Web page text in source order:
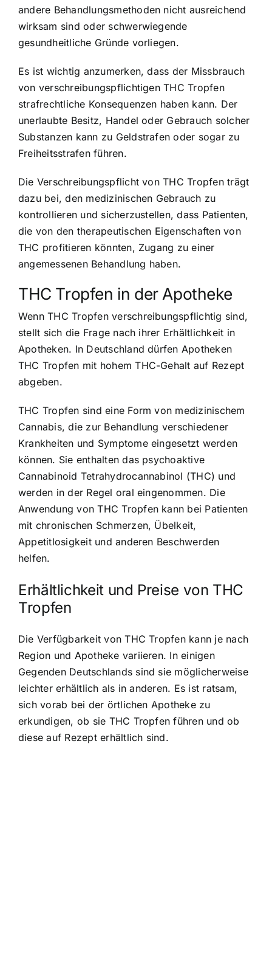
andere Behandlungsmethoden nicht ausreichend
wirksam sind oder schwerwiegende
gesundheitliche Gründe vorliegen.
Es ist wichtig anzumerken, dass der Missbrauch
von verschreibungspflichtigen THC Tropfen
strafrechtliche Konsequenzen haben kann. Der
unerlaubte Besitz, Handel oder Gebrauch solcher
Substanzen kann zu Geldstrafen oder sogar zu
Freiheitsstrafen führen.
Die Verschreibungspflicht von THC Tropfen trägt
dazu bei, den medizinischen Gebrauch zu
kontrollieren und sicherzustellen, dass Patienten,
die von den therapeutischen Eigenschaften von
THC profitieren könnten, Zugang zu einer
angemessenen Behandlung haben.
THC Tropfen in der Apotheke
Wenn THC Tropfen verschreibungspflichtig sind,
stellt sich die Frage nach ihrer Erhältlichkeit in
Apotheken. In Deutschland dürfen Apotheken
THC Tropfen mit hohem THC-Gehalt auf Rezept
abgeben.
THC Tropfen sind eine Form von medizinischem
Cannabis, die zur Behandlung verschiedener
Krankheiten und Symptome eingesetzt werden
können. Sie enthalten das psychoaktive
Cannabinoid Tetrahydrocannabinol (THC) und
werden in der Regel oral eingenommen. Die
Anwendung von THC Tropfen kann bei Patienten
mit chronischen Schmerzen, Übelkeit,
Appetitlosigkeit und anderen Beschwerden
helfen.
Erhältlichkeit und Preise von THC
Tropfen
Die Verfügbarkeit von THC Tropfen kann je nach
Region und Apotheke variieren. In einigen
Gegenden Deutschlands sind sie möglicherweise
leichter erhältlich als in anderen. Es ist ratsam,
sich vorab bei der örtlichen Apotheke zu
erkundigen, ob sie THC Tropfen führen und ob
diese auf Rezept erhältlich sind.